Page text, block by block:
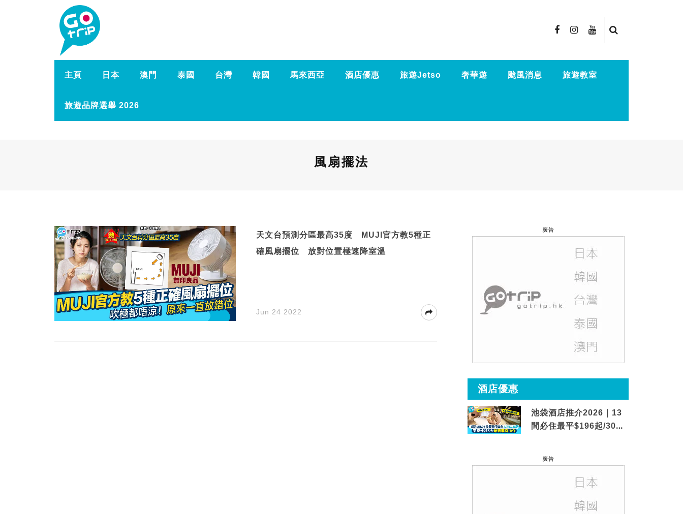
主頁 日本 澳門 泰國 台灣 韓國 馬來西亞 酒店優惠 旅遊Jetso 奢華遊 颱風消息 旅遊教室
旅遊品牌選舉 2026
風扇擺法
天文台預測分區最高35度 MUJI官方教5種正
確風扇擺位 放對位置極速降室溫
Jun 24 2022
廣告
酒店優惠
池袋酒店推介2026｜13
間必住最平$196起/30秒
廣告